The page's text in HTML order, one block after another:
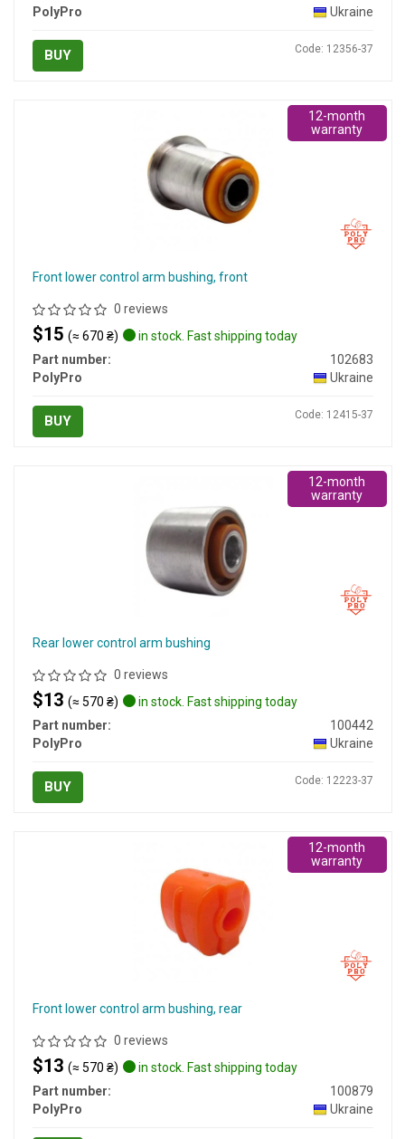
PolyPro
Ukraine
BUY Code: 12356-37
Front lower control arm bushing, front
0 reviews
$15 (≈ 670 ₴)
in stock. Fast shipping today
Part number:
102683
PolyPro
Ukraine
BUY Code: 12415-37
12-month
warranty
Rear lower control arm bushing
0 reviews
$13 (≈ 570 ₴)
in stock. Fast shipping today
Part number:
100442
PolyPro
Ukraine
BUY Code: 12223-37
12-month
warranty
Front lower control arm bushing, rear
0 reviews
$13 (≈ 570 ₴)
in stock. Fast shipping today
Part number:
100879
PolyPro
Ukraine
12-month
warranty